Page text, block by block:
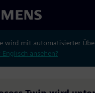
wird mit automatisierter
ansehen?